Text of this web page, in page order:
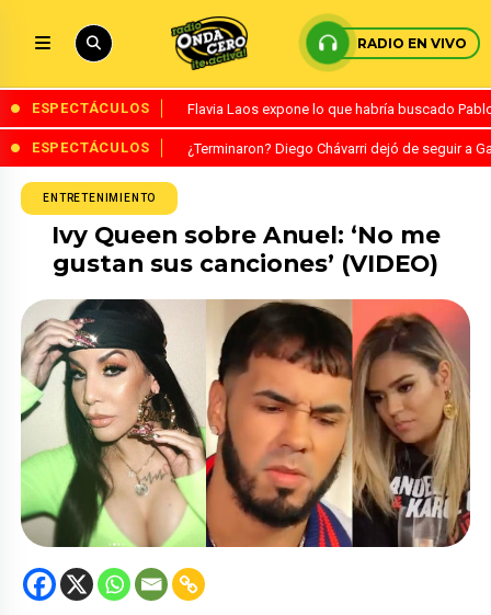
RADIO EN VIVO
ESPECTÁCULOS Flavia Laos expone lo que habría buscado
ESPECTÁCULOS ¿Terminaron? Diego Chávarri dejó de seguir a
ENTRETENIMIENTO
Ivy Queen sobre Anuel: ‘No me
gustan sus canciones’ (VIDEO)